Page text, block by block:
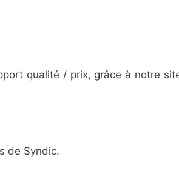
qualité / prix, grâce à notre
de Syndic.